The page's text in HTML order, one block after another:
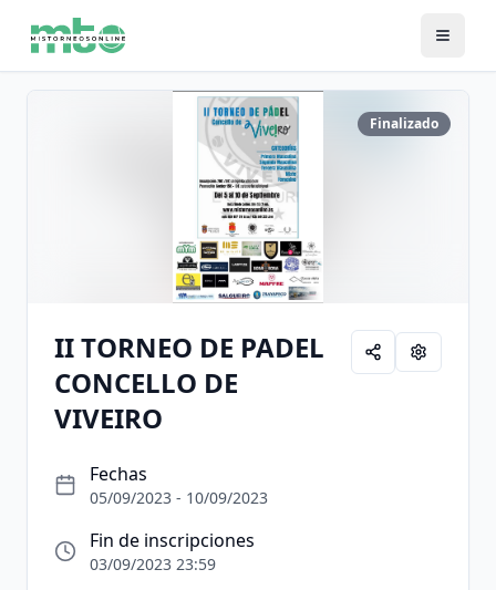
Finalizado
II TORNEO DE PADEL
CONCELLO DE
VIVEIRO
Fechas
05/09/2023 - 10/09/2023
Fin de inscripciones
03/09/2023 23:59